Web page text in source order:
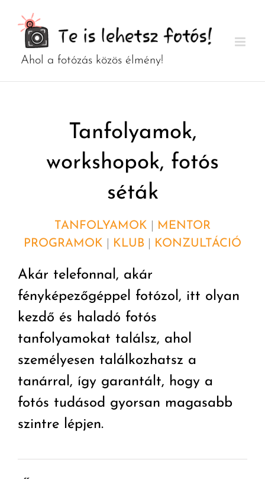
Tanfolyamok,
workshopok, fotós
séták
TANFOLYAMOK
MENTOR
PROGRAMOK
KLUB KONZULTÁCIÓ
Akár telefonnal, akár
fényképezőgéppel fotózol, itt olyan
kezdő és haladó fotós
tanfolyamokat találsz, ahol
személyesen találkozhatsz a
tanárral, így garantált, hogy a
fotós tudásod gyorsan magasabb
szintre lépjen.